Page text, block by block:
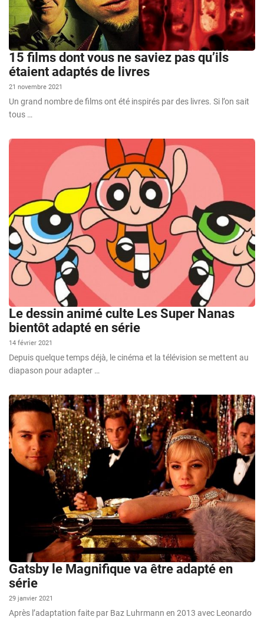
15 films dont vous ne saviez pas qu’ils
étaient adaptés de livres
21 novembre 2021
Un grand nombre de films ont été inspirés par des livres. Si l’on sait
tous …
Le dessin animé culte Les Super Nanas
bientôt adapté en série
14 février 2021
Depuis quelque temps déjà, le cinéma et la télévision se mettent au
diapason pour adapter …
Gatsby le Magnifique va être adapté en
série
29 janvier 2021
Après l’adaptation faite par Baz Luhrmann en 2013 avec Leonardo